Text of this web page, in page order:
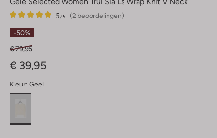
(2 beoordelingen)
5/5
2
5
Sterren
-50%
€ 79,95
€ 39,95
Kleur: Geel